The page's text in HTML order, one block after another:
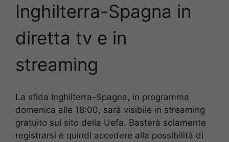
Inghilterra-Spagna in
diretta tv e in
streaming
La sfida Inghilterra-Spagna, in programma
domenica alle 18:00, sarà visibile in streaming
gratuito sul sito della Uefa. Basterà solamente
registrarsi e quindi accedere alla possibilità di